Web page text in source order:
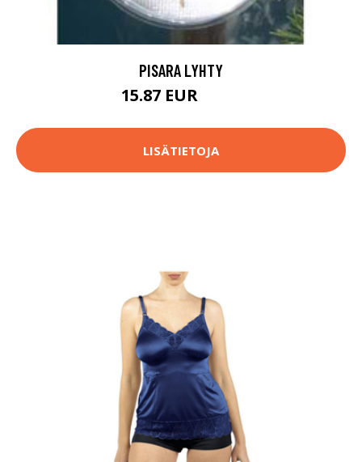
PISARA LYHTY
15.87 EUR
LISÄTIETOJA